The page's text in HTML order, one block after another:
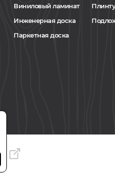
Виниловый ламинат
Инженерная доска
Паркетная доска